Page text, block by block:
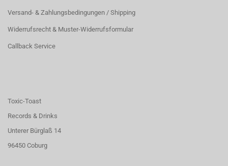
Versand- & Zahlungsbedingungen / Shipping
Widerrufsrecht & Muster-Widerrufsformular
Callback Service
Toxic-Toast
Records & Drinks
Unterer Bürglaß 14
96450 Coburg